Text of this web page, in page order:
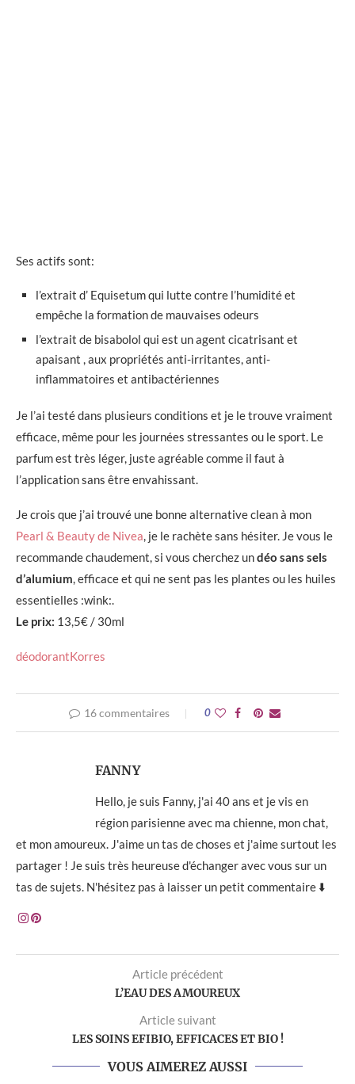
Ses actifs sont:
l’extrait d’ Equisetum qui lutte contre l’humidité et
empêche la formation de mauvaises odeurs
l’extrait de bisabolol qui est un agent cicatrisant et
apaisant , aux propriétés anti-irritantes, anti-
inflammatoires et antibactériennes
Je l’ai testé dans plusieurs conditions et je le trouve vraiment
efficace, même pour les journées stressantes ou le sport. Le
parfum est très léger, juste agréable comme il faut à
l’application sans être envahissant.
Je crois que j’ai trouvé une bonne alternative clean à mon
Pearl & Beauty de Nivea , je le rachète sans hésiter. Je vous le
recommande chaudement, si vous cherchez undéo sans sels
d’alumium , efficace et qui ne sent pas les plantes ou les huiles
essentielles :wink:.
Le prix: 13,5€ / 30ml
déodorantKorres
16 commentaires 0
FANNY
Hello, je suis Fanny, j'ai 40 ans et je vis en
région parisienne avec ma chienne, mon chat,
et mon amoureux. J'aime un tas de choses et j'aime surtout les
partager ! Je suis très heureuse d'échanger avec vous sur un
tas de sujets. N'hésitez pas à laisser un petit commentaire ⬇️
Article précédent
L’EAU DES AMOUREUX
Article suivant
LES SOINS EFIBIO, EFFICACES ET BIO !
VOUS AIMEREZ AUSSI